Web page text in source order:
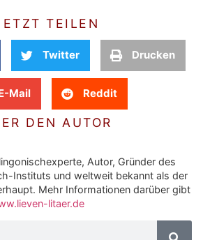
TEILEN
Twitter Drucken
Mail Reddit
DEN AUTOR
Autor, Gründer des
Instituts und weltweit bekannt als der
Mehr Informationen darüber gibt
litaer.de